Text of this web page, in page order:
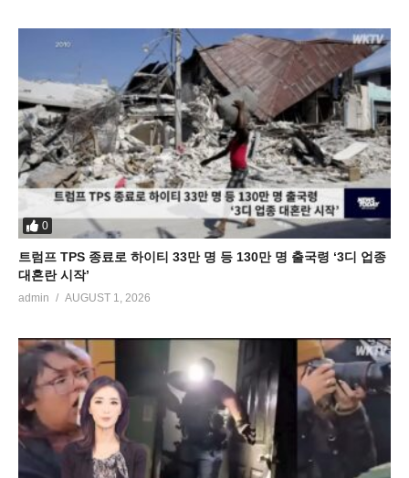
0
트럼프 TPS 종료로 하이티 33만 명 등 130만 명 출국령 ‘3디 업종
대혼란 시작’
admin AUGUST 1, 2026